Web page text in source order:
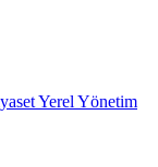
Yerel Yönetim